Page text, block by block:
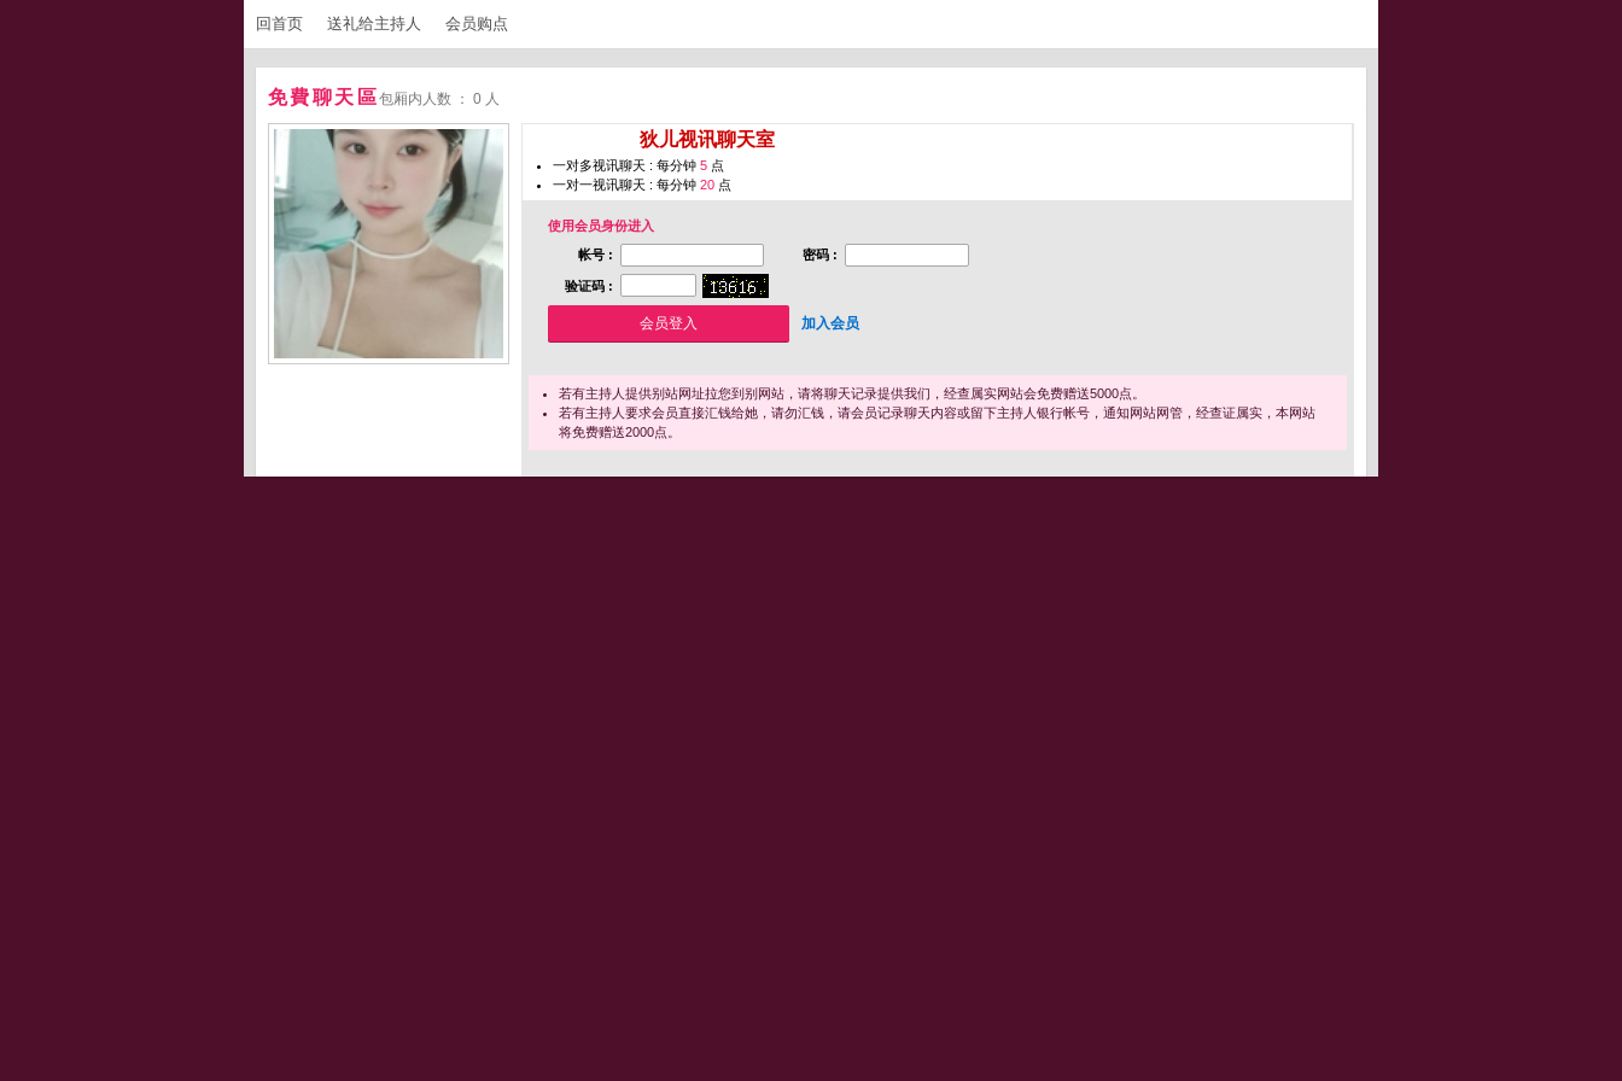
回首页 送礼给主持人 会员购点
免費聊天區包厢内人数 ： 0 人
狄儿视讯聊天室
一对多视讯聊天 : 每分钟 5 点
一对一视讯聊天 : 每分钟 20 点
使用会员身份进入
帐号 :
密码 :
验证码 :
加入会员
若有主持人提供别站网址拉您到别网站，请将聊天记录提供我们，经查属实网站会免费赠送5000点。
若有主持人要求会员直接汇钱给她，请勿汇钱，请会员记录聊天内容或留下主持人银行帐号，通知网站网管，经查证属实，本网站
将免费赠送2000点。